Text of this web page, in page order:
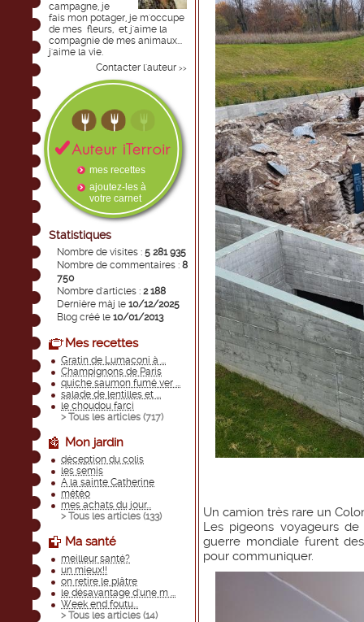
campagne, je
fais mon potager, je m'occupe
de mes fleurs, et j'aime la
compagnie de mes animaux...
j'aime la vie.
Contacter l'auteur >>
mes recettes
ajoutez-les à
votre carnet
Statistiques
Nombre de visites : 5 281 935
Nombre de commentaires : 8
750
Nombre d'articles : 2 188
Dernière màj le 10/12/2025
Blog créé le 10/01/2013
Mes recettes
Gratin de Lumaconi à ...
Champignons de Paris
quiche saumon fumé ver ...
salade de lentilles et ...
le choudou farci
> Tous les articles (717)
Mon jardin
déception du colis
les semis
A la sainte Catherine
météo
mes achats du jour...
> Tous les articles (133)
Ma santé
meilleur santé?
un mieux!!
on retire le plâtre
le désavantage d'une m ...
Week end foutu...
> Tous les articles (14)
Un camion très rare un
Les pigeons voyageurs
guerre mondiale furent
pour communiquer.